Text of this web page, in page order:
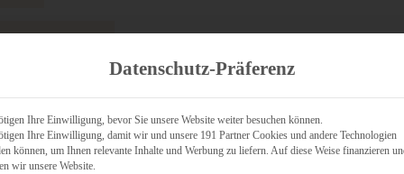
KÄSEKUCHEN
Datenschutz-Präferenz
Ihre Einwilligung, bevor Sie unsere Website weiter besuchen können.
Ihre Einwilligung, damit wir und unsere 191 Partner Cookies und andere Technologien
können, um Ihnen relevante Inhalte und Werbung zu liefern. Auf diese Weise finanzieren
wir unsere Website.